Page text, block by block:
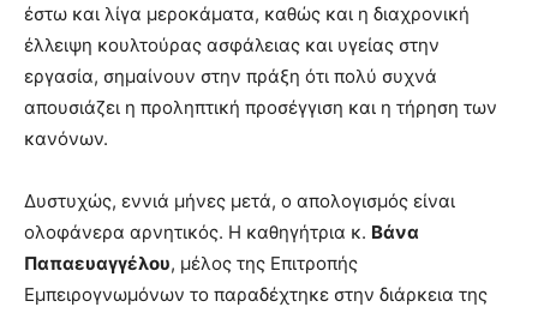
έστω και λίγα μεροκάματα, καθώς και η διαχρονική
έλλειψη κουλτούρας ασφάλειας και υγείας στην
εργασία, σημαίνουν στην πράξη ότι πολύ συχνά
απουσιάζει η προληπτική προσέγγιση και η τήρηση των
κανόνων.
Δυστυχώς, εννιά μήνες μετά, ο απολογισμός είναι
ολοφάνερα αρνητικός. Η καθηγήτρια κ. Βάνα
Παπαευαγγέλου, μέλος της Επιτροπής
Εμπειρογνωμόνων το παραδέχτηκε στην διάρκεια της